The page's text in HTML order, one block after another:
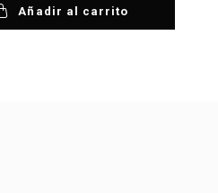
Añadir al carrito